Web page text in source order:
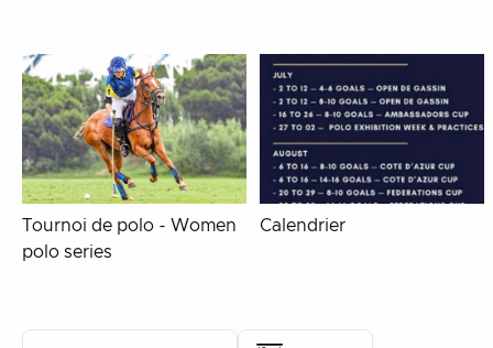
Tournoi de polo - Women
polo series
Calendrier